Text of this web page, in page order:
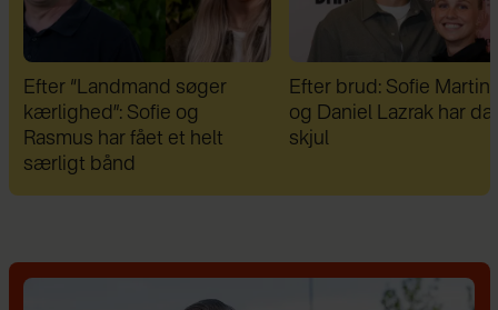
Efter brud: Sofie Martinusen
og Daniel Lazrak har datet i
skjul
Therese Glahn blev
for voldsom mobning:
"Dansen blev min